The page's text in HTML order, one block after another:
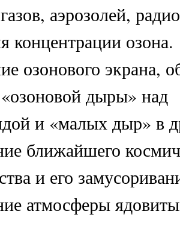
аэрозолей,
концентрации озона.
озонового экрана,
дыры» над
и «малых дыр» в
ближайшего
и его
атмосферы